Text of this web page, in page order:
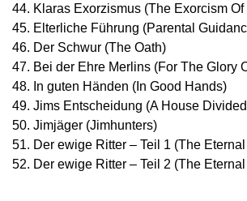
Klaras Exorzismus (The Exorcism
Elterliche Führung (Parental
Der Schwur (The Oath)
Bei der Ehre Merlins (For The Glory
In guten Händen (In Good Hands)
Jims Entscheidung (A House
Jimjäger (Jimhunters)
Der ewige Ritter – Teil 1 (The
Der ewige Ritter – Teil 2 (The